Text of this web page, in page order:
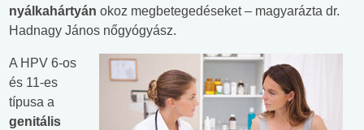
nyálkahártyán okoz megbetegedéseket – magyarázta dr.
Hadnagy János nőgyógyász.
A HPV 6-os
és 11-es
típusa a
genitális